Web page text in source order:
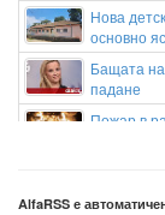
Нова
основно
Бащата
падане
Пожар в
AlfaRSS е